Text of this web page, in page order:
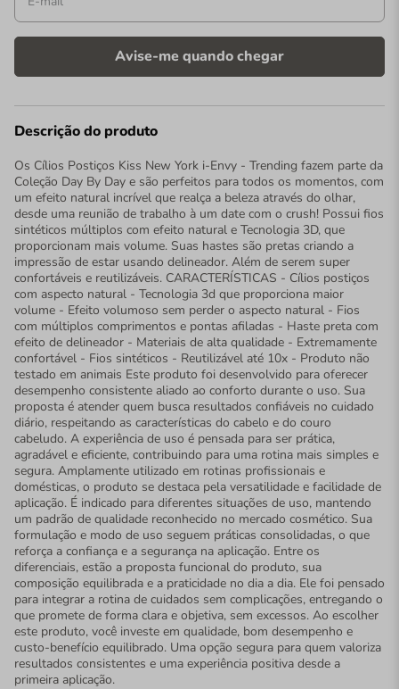
Descrição do produto
Os Cílios Postiços Kiss New York i-Envy - Trending fazem parte da
Coleção Day By Day e são perfeitos para todos os momentos, com
um efeito natural incrível que realça a beleza através do olhar,
desde uma reunião de trabalho à um date com o crush! Possui fios
sintéticos múltiplos com efeito natural e Tecnologia 3D, que
proporcionam mais volume. Suas hastes são pretas criando a
impressão de estar usando delineador. Além de serem super
confortáveis e reutilizáveis. CARACTERÍSTICAS - Cílios postiços
com aspecto natural - Tecnologia 3d que proporciona maior
volume - Efeito volumoso sem perder o aspecto natural - Fios
com múltiplos comprimentos e pontas afiladas - Haste preta com
efeito de delineador - Materiais de alta qualidade - Extremamente
confortável - Fios sintéticos - Reutilizável até 10x - Produto não
testado em animais Este produto foi desenvolvido para oferecer
desempenho consistente aliado ao conforto durante o uso. Sua
proposta é atender quem busca resultados confiáveis no cuidado
diário, respeitando as características do cabelo e do couro
cabeludo. A experiência de uso é pensada para ser prática,
agradável e eficiente, contribuindo para uma rotina mais simples e
segura. Amplamente utilizado em rotinas profissionais e
domésticas, o produto se destaca pela versatilidade e facilidade de
aplicação. É indicado para diferentes situações de uso, mantendo
um padrão de qualidade reconhecido no mercado cosmético. Sua
formulação e modo de uso seguem práticas consolidadas, o que
reforça a confiança e a segurança na aplicação. Entre os
diferenciais, estão a proposta funcional do produto, sua
composição equilibrada e a praticidade no dia a dia. Ele foi pensado
para integrar a rotina de cuidados sem complicações, entregando o
que promete de forma clara e objetiva, sem excessos. Ao escolher
este produto, você investe em qualidade, bom desempenho e
custo-benefício equilibrado. Uma opção segura para quem valoriza
resultados consistentes e uma experiência positiva desde a
primeira aplicação.